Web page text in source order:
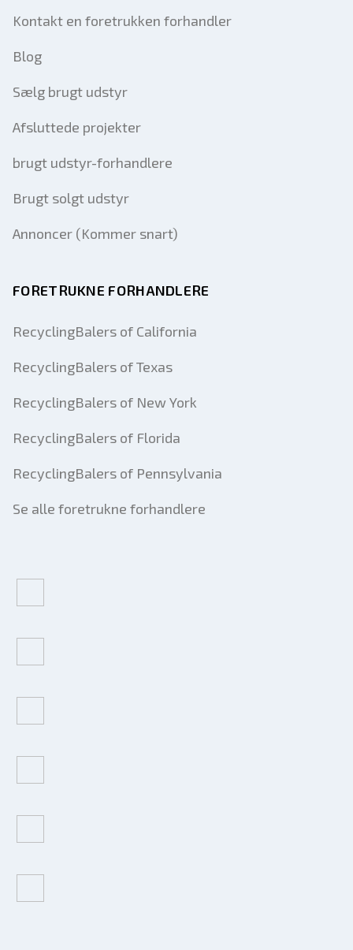
Kontakt en foretrukken forhandler
Blog
Sælg brugt udstyr
Afsluttede projekter
brugt udstyr-forhandlere
Brugt solgt udstyr
Annoncer (Kommer snart)
FORETRUKNE FORHANDLERE
RecyclingBalers of California
RecyclingBalers of Texas
RecyclingBalers of New York
RecyclingBalers of Florida
RecyclingBalers of Pennsylvania
Se alle foretrukne forhandlere